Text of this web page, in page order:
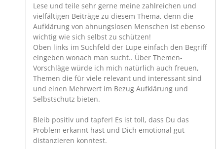
Lese und teile sehr gerne meine zahlreichen und
vielfältigen Beiträge zu diesem Thema, denn die
Aufklärung von ahnungslosen Menschen ist ebenso
wichtig wie sich selbst zu schützen!
Oben links im Suchfeld der Lupe einfach den Begriff
eingeben wonach man sucht.. Über Themen-
Vorschläge würde ich mich natürlich auch freuen,
Themen die für viele relevant und interessant sind
und einen Mehrwert im Bezug Aufklärung und
Selbstschutz bieten.
Bleib positiv und tapfer! Es ist toll, dass Du das
Problem erkannt hast und Dich emotional gut
distanzieren konntest.